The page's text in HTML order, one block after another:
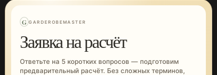
G GARDEROBEMASTER
Заявка на расчёт
Ответьте на 5 коротких вопросов — подготовим
предварительный расчёт. Без сложных терминов,